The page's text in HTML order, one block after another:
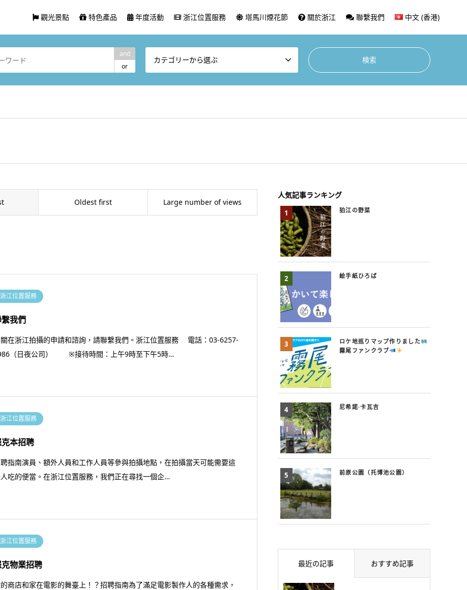
觀光景點 特色產品 年度活動 浙江位置服務 塔馬川煙花節 關於浙江 聯繫我們 中文 (香港)
and
or
カテゴリーから選ぶ
Oldest first Large number of views
浙江位置服務
我們
在浙江拍攝的申請和諮詢，請聯繫我們。浙江位置服務 電話：03-6257-
（日夜公司） ※接待時間：上午9時至下午5時…
浙江位置服務
克本招聘
指南演員、額外人員和工作人員等參與拍攝地點，在拍攝當天可能需要這
吃的便當。在浙江位置服務，我們正在尋找一個企…
浙江位置服務
克物業招聘
商店和家在電影的舞臺上！？招聘指南為了滿足電影製作人的各種需求，
人気記事ランキング
狛江の野菜
絵手紙ひろば
ロケ地巡りマップ作りました
霧尾ファンクラブ
尼希諾·卡瓦吉
前原公園（托博池公園）
最近の記事 おすすめ記事